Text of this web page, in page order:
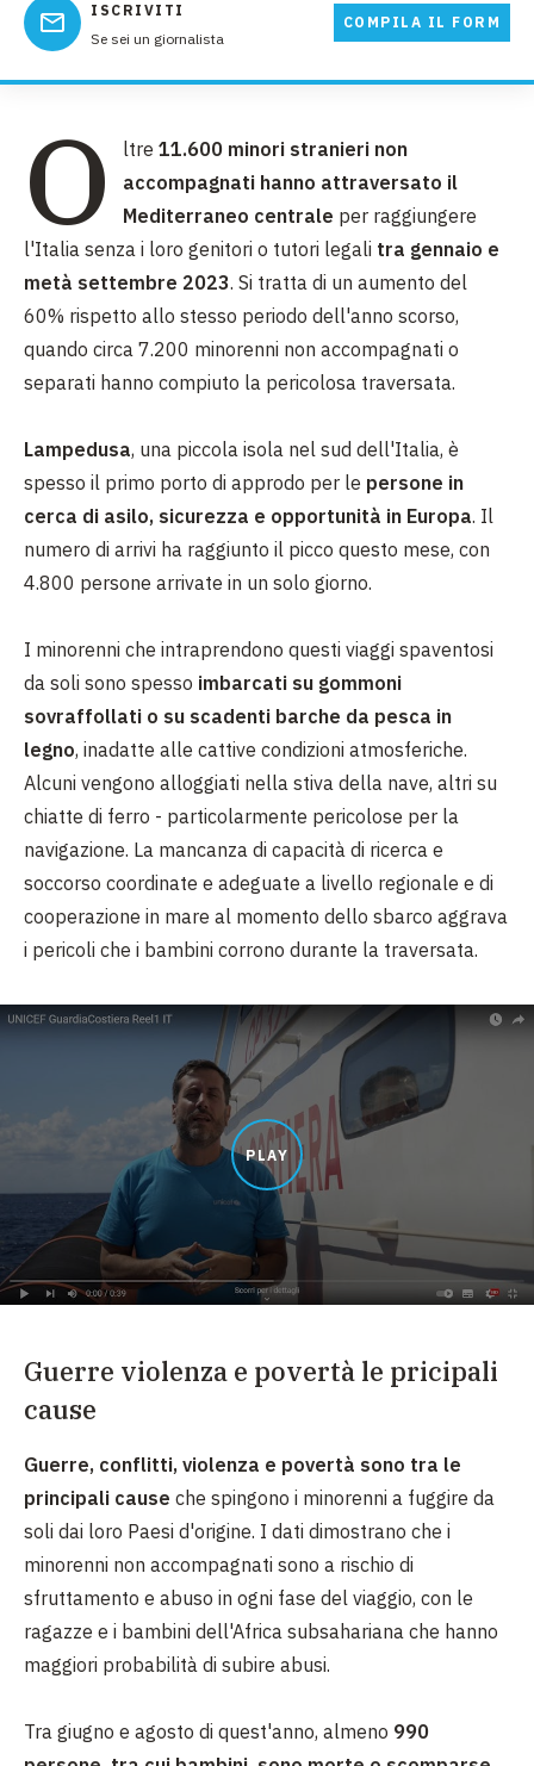
ISCRIVITI
Se sei un giornalista
COMPILA IL FORM
O ltre 11.600 minori stranieri non
accompagnati hanno attraversato il
Mediterraneo centrale per raggiungere
l'Italia senza i loro genitori o tutori legali tra gennaio e
metà settembre 2023. Si tratta di un aumento del
60% rispetto allo stesso periodo dell'anno scorso,
quando circa 7.200 minorenni non accompagnati o
separati hanno compiuto la pericolosa traversata.
Lampedusa, una piccola isola nel sud dell'Italia, è
spesso il primo porto di approdo per le persone in
cerca di asilo, sicurezza e opportunità in Europa. Il
numero di arrivi ha raggiunto il picco questo mese, con
4.800 persone arrivate in un solo giorno.
I minorenni che intraprendono questi viaggi spaventosi
da soli sono spesso imbarcati su gommoni
sovraffollati o su scadenti barche da pesca in
legno, inadatte alle cattive condizioni atmosferiche.
Alcuni vengono alloggiati nella stiva della nave, altri su
chiatte di ferro - particolarmente pericolose per la
navigazione. La mancanza di capacità di ricerca e
soccorso coordinate e adeguate a livello regionale e di
cooperazione in mare al momento dello sbarco aggrava
i pericoli che i bambini corrono durante la traversata.
PLAY
Guerre violenza e povertà le pricipali
cause
Guerre, conflitti, violenza e povertà sono tra le
principali cause che spingono i minorenni a fuggire da
soli dai loro Paesi d'origine. I dati dimostrano che i
minorenni non accompagnati sono a rischio di
sfruttamento e abuso in ogni fase del viaggio, con le
ragazze e i bambini dell'Africa subsahariana che hanno
maggiori probabilità di subire abusi.
Tra giugno e agosto di quest'anno, almeno 990